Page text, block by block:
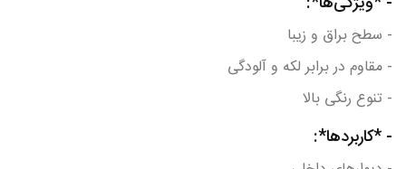
- سطح براق و زیبا
- مقاوم در برابر لکه و آلودگی
- تنوع رنگی بالا
- *کاربردها*: